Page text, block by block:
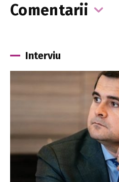
Comentarii
Interviu